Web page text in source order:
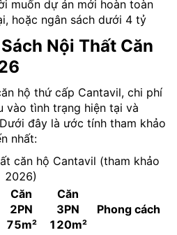
muốn dự án mới hoàn toàn
hoặc ngân sách dưới 4 tỷ
Nội Thất Căn
hộ thứ cấp Cantavil, chi phí
vào tình trạng hiện tại và
đây là ước tính tham khảo
nhất:
căn hộ Cantavil (tham khảo
2026)
Căn
2PN
75m²
Căn
3PN
120m²
Phong cách